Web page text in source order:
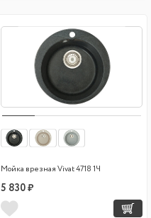
Мойка врезная Vivat 4718 1Ч
5 830 ₽